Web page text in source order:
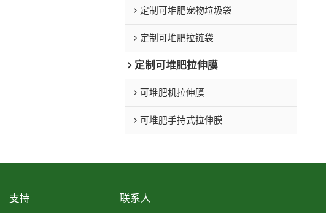
定制可堆肥宠物垃圾袋
定制可堆肥拉链袋
定制可堆肥拉伸膜
可堆肥机拉伸膜
可堆肥手持式拉伸膜
支持 联系人